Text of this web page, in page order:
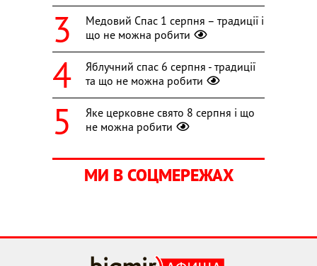
Медовий Спас 1 серпня – традиції і
що не можна робити
Яблучний спас 6 серпня - традиції
та що не можна робити
Яке церковне свято 8 серпня і що
не можна робити
МИ В СОЦМЕРЕЖАХ